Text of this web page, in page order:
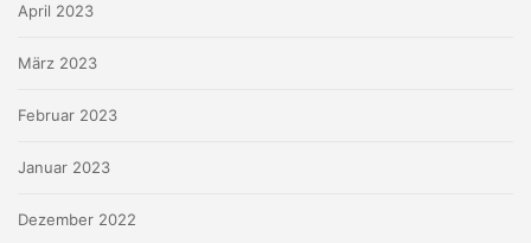
April 2023
März 2023
Februar 2023
Januar 2023
Dezember 2022